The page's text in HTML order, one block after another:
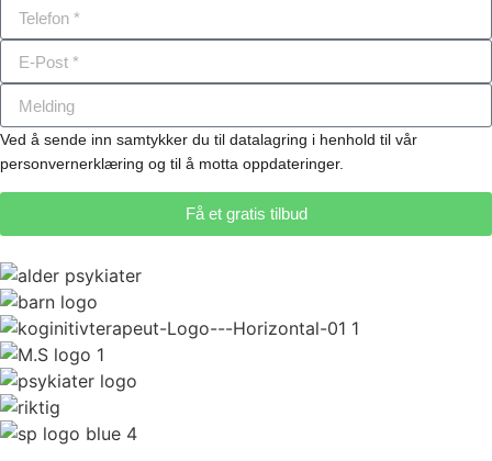
Ved å sende inn samtykker du til datalagring i henhold til vår
personvernerklæring og til å motta oppdateringer.
Få et gratis tilbud